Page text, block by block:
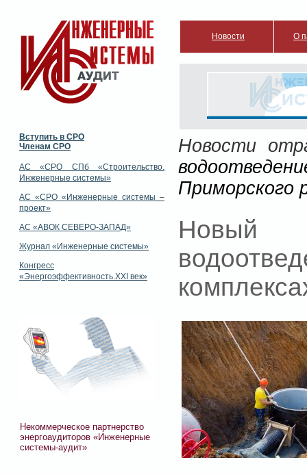
Новости О
Вступить в СРО
Членам СРО
АС «СРО СПб «Строительство.
Инженерные системы»
АС «СРО «Инженерные системы –
проект»
АС «АВОК СЕВЕРО-ЗАПАД»
Журнал «Инженерные системы»
Конгресс
«Энергоэффективность.XXI век»
Некоммерческое партнерство
энергоаудиторов «Инженерные
системы-аудит»
Новости
Приморского
Новый